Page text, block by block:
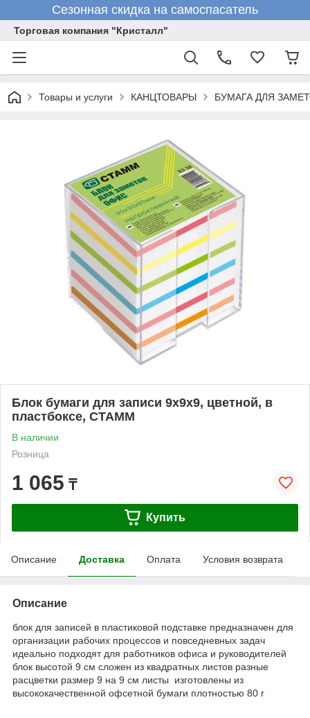
Сезонная скидка на самоспасатель
Торговая компания "Кристалл"
Товары и услуги КАНЦТОВАРЫ БУМАГА ДЛЯ
Блок бумаги для записи 9х9х9, цветной, в
пластбоксе, СТАММ
В наличии
Розница
1 065 ₸
Купить
Описание Доставка Оплата Условия возврата
Описание
блок для записей в пластиковой подставке предназначен для
организации рабочих процессов и повседневных задач
идеально подходят для работников офиса и руководителей
блок высотой 9 см сложен из квадратных листов разные
расцветки размер 9 на 9 см листы изготовлены из
высококачественной офсетной бумаги плотностью 80 г